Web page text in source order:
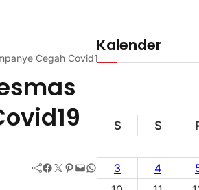
Cegah Covid19
Facebook Twitter Pinterest Mail WhatsApp
Kalender
S
S
3
4